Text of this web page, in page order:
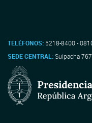
TELÉFONOS: 5218-8400 -
SEDE CENTRAL:Suipacha